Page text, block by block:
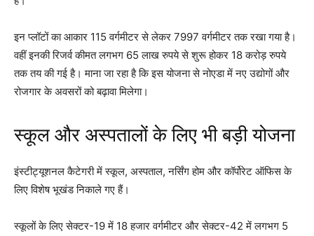
इन प्लॉटों का आकार 115 वर्गमीटर से लेकर 7997 वर्गमीटर तक रखा गया है।
वहीं इनकी रिजर्व कीमत लगभग 65 लाख रुपये से शुरू होकर 18 करोड़ रुपये
तक तय की गई है। माना जा रहा है कि इस योजना से नोएडा में नए उद्योगों और
रोजगार के अवसरों को बढ़ावा मिलेगा।
स्कूल और अस्पतालों के लिए भी बड़ी योजना
इंस्टीट्यूशनल कैटेगरी में स्कूल, अस्पताल, नर्सिंग होम और कॉर्पोरेट ऑफिस के
लिए विशेष भूखंड निकाले गए हैं।
स्कूलों के लिए सेक्टर-19 में 18 हजार वर्गमीटर और सेक्टर-42 में लगभग 5